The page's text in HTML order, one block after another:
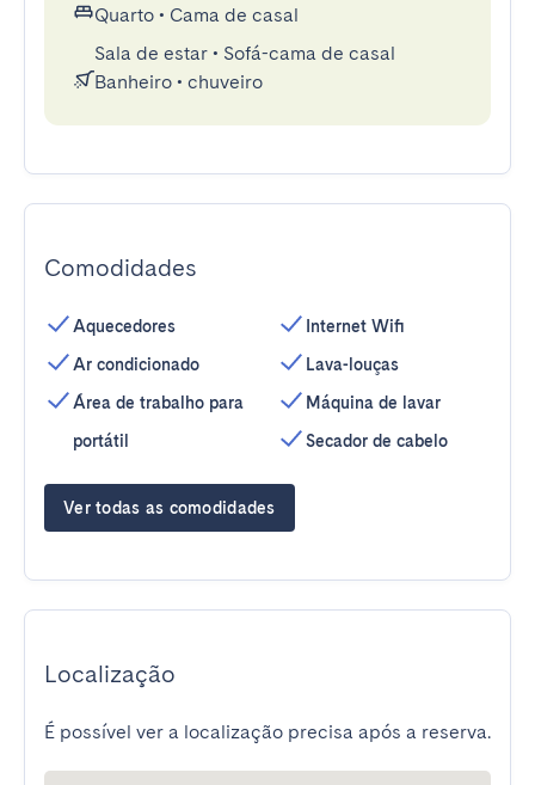
Quarto • Cama de casal
Sala de estar • Sofá-cama de casal
Banheiro • chuveiro
Comodidades
Aquecedores
Ar condicionado
Área de trabalho para
portátil
Internet Wifi
Lava-louças
Máquina de lavar
Secador de cabelo
Ver todas as comodidades
Localização
É possível ver a localização precisa após a reserva.